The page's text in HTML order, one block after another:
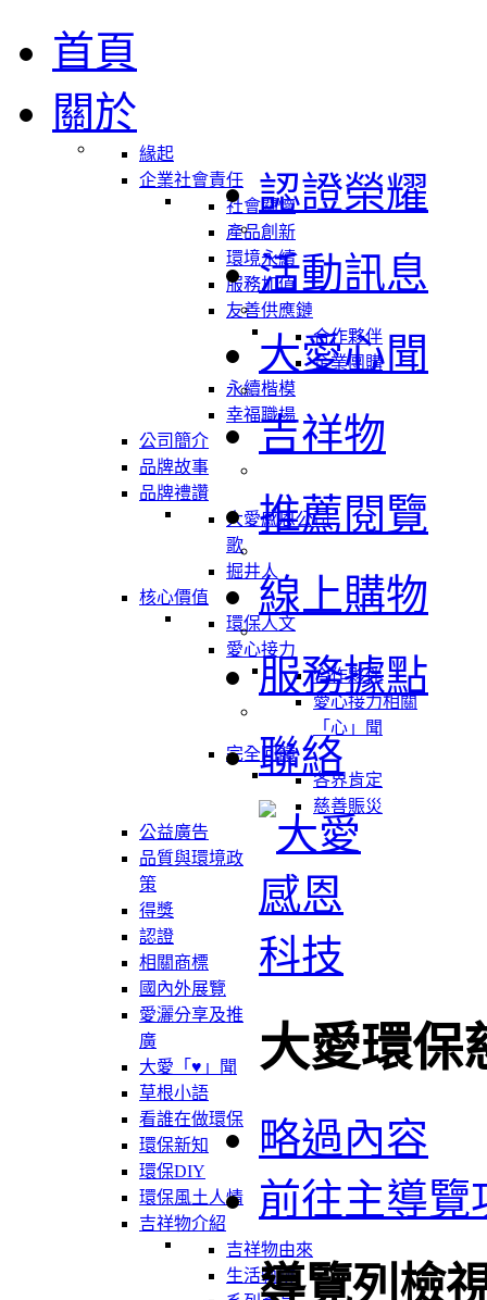
首頁
關於
緣起
企業社會責任
社會關懷
產品創新
環境永續
服務加值
友善供應鏈
合作夥伴
企業團購
永續楷模
幸福職場
公司簡介
品牌故事
品牌禮讚
大愛感恩公司
歌
掘井人
核心價值
環保人文
愛心接力
合作夥伴
愛心接力相關
「心」聞
完全回饋
各界肯定
慈善賑災
公益廣告
品質與環境政
策
認證榮耀
得獎
認證
相關商標
活動訊息
國內外展覽
愛灑分享及推
廣
大愛心聞
大愛「♥」聞
草根小語
看誰在做環保
環保新知
環保DIY
環保風土人情
吉祥物
吉祥物介紹
吉祥物由來
生活軌跡
推薦閱覽
線上購物
服務據點
聯絡
大愛環保
略過內容
前往主導覽
導覽列檢